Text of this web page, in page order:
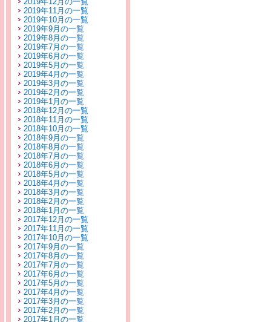
2019年11月の一覧
2019年10月の一覧
2019年9月の一覧
2019年8月の一覧
2019年7月の一覧
2019年6月の一覧
2019年5月の一覧
2019年4月の一覧
2019年3月の一覧
2019年2月の一覧
2019年1月の一覧
2018年12月の一覧
2018年11月の一覧
2018年10月の一覧
2018年9月の一覧
2018年8月の一覧
2018年7月の一覧
2018年6月の一覧
2018年5月の一覧
2018年4月の一覧
2018年3月の一覧
2018年2月の一覧
2018年1月の一覧
2017年12月の一覧
2017年11月の一覧
2017年10月の一覧
2017年9月の一覧
2017年8月の一覧
2017年7月の一覧
2017年6月の一覧
2017年5月の一覧
2017年4月の一覧
2017年3月の一覧
2017年2月の一覧
2017年1月の一覧